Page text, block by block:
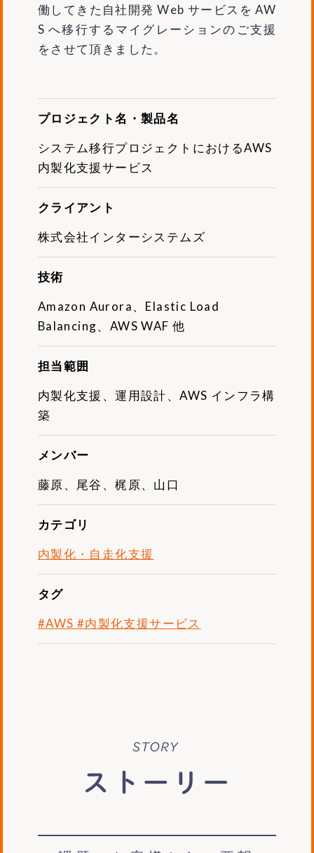
働してきた自社開発 Web サービスを AW
S へ移行するマイグレーションのご支援
をさせて頂きました。
プロジェクト名・製品名
システム移行プロジェクトにおけるAWS
内製化支援サービス
クライアント
株式会社インターシステムズ
技術
Amazon Aurora、Elastic Load
Balancing、AWS WAF 他
担当範囲
内製化支援、運用設計、AWS インフラ構
築
メンバー
藤原、尾谷、梶原、山口
カテゴリ
内製化・自走化支援
タグ
#AWS #内製化支援サービス